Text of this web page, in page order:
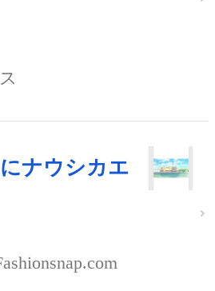
ナウシカエ